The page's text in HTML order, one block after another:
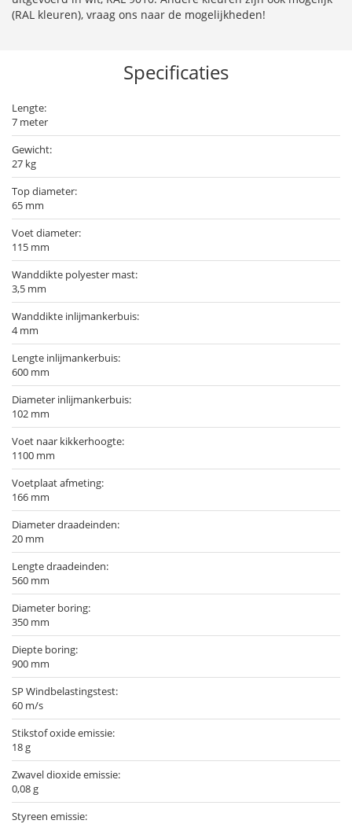
(RAL kleuren), vraag ons naar de mogelijkheden!
Specificaties
Lengte:
7 meter
Gewicht:
27 kg
Top diameter:
65 mm
Voet diameter:
115 mm
Wanddikte polyester mast:
3,5 mm
Wanddikte inlijmankerbuis:
4 mm
Lengte inlijmankerbuis:
600 mm
Diameter inlijmankerbuis:
102 mm
Voet naar kikkerhoogte:
1100 mm
Voetplaat afmeting:
166 mm
Diameter draadeinden:
20 mm
Lengte draadeinden:
560 mm
Diameter boring:
350 mm
Diepte boring:
900 mm
SP Windbelastingstest:
60 m/s
Stikstof oxide emissie:
18 g
Zwavel dioxide emissie:
0,08 g
Styreen emissie: